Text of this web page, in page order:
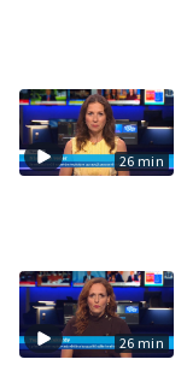
26 min
26 min